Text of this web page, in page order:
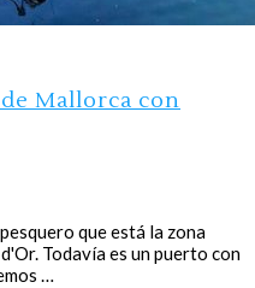
Mallorca con
que está la zona
Todavía es un puerto con
…